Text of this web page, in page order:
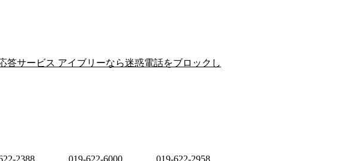
答サービス アイブリーなら迷惑電話をブロックし
2388 019-622-6000
019-622-2958